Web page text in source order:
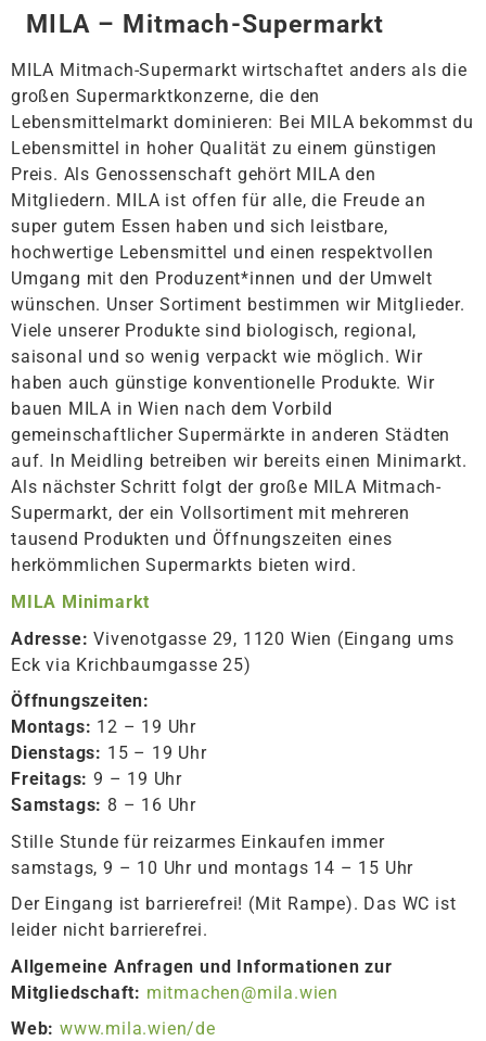
MILA – Mitmach-Supermarkt
MILA Mitmach-Supermarkt wirtschaftet anders als die
großen Supermarktkonzerne, die den
Lebensmittelmarkt dominieren: Bei MILA bekommst du
Lebensmittel in hoher Qualität zu einem günstigen
Preis. Als Genossenschaft gehört MILA den
Mitgliedern. MILA ist offen für alle, die Freude an
super gutem Essen haben und sich leistbare,
hochwertige Lebensmittel und einen respektvollen
Umgang mit den Produzent*innen und der Umwelt
wünschen. Unser Sortiment bestimmen wir Mitglieder.
Viele unserer Produkte sind biologisch, regional,
saisonal und so wenig verpackt wie möglich. Wir
haben auch günstige konventionelle Produkte. Wir
bauen MILA in Wien nach dem Vorbild
gemeinschaftlicher Supermärkte in anderen Städten
auf. In Meidling betreiben wir bereits einen Minimarkt.
Als nächster Schritt folgt der große MILA Mitmach-
Supermarkt, der ein Vollsortiment mit mehreren
tausend Produkten und Öffnungszeiten eines
herkömmlichen Supermarkts bieten wird.
MILA Minimarkt
Adresse: Vivenotgasse 29, 1120 Wien (Eingang ums
Eck via Krichbaumgasse 25)
Öffnungszeiten:
Montags: 12 – 19 Uhr
Dienstags: 15 – 19 Uhr
Freitags: 9 – 19 Uhr
Samstags: 8 – 16 Uhr
Stille Stunde für reizarmes Einkaufen immer
samstags, 9 – 10 Uhr und montags 14 – 15 Uhr
Der Eingang ist barrierefrei! (Mit Rampe). Das WC ist
leider nicht barrierefrei.
Allgemeine Anfragen und Informationen zur
Mitgliedschaft: mitmachen@mila.wien
Web: www.mila.wien/de